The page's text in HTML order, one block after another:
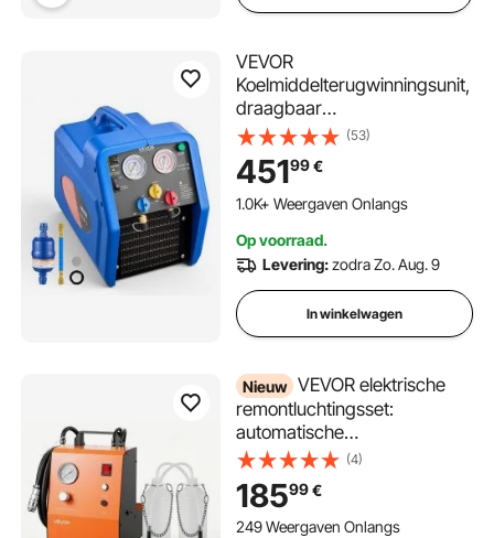
VEVOR
Koelmiddelterugwinningsunit,
draagbaar
koelmiddelterugwinningsstati
on, 220V/50Hz 1450 RPM, 1
pk met tweecilinder
afzuigsysteem voor
terugwinningsunit voor
airconditioningsystemen in
auto's en woningen.
(53)
45199€
1.0K+ Weergaven Onlangs
Op voorraad.
Levering:zodra Zo. Aug. 9
In winkelwagen
Nieuw VEVOR elektrische
remontluchtingsset:
automatische
remvloeistofontluchter met 7
hoofdremcilinderadapters,
twee voedingen en een
remdrukpomp van 0,6-3 bar,
(4)
18599€
249 Weergaven Onlangs